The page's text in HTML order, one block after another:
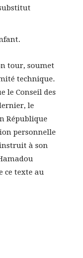
tour, soumet
technique.
le Conseil des
le
République
personnelle
à son
ce texte au